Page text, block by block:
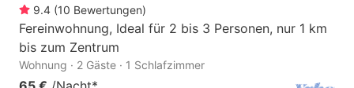
9.4 (10 Bewertungen)
Fereinwohnung, Ideal für 2 bis 3 Personen, nur 1 km
bis zum Zentrum
Wohnung · 2 Gäste · 1 Schlafzimmer